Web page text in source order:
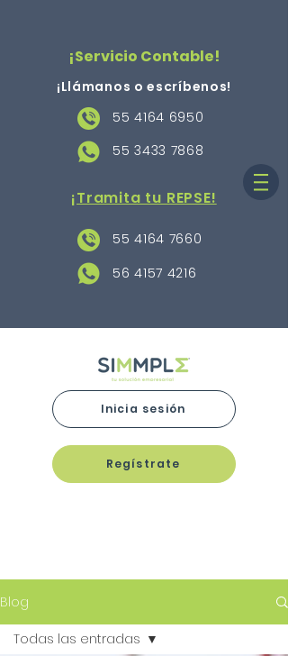
¡Servicio Contable!
¡Llámanos o escríbenos!
55 4164 6950
55 3433 7868
¡Tramita tu REPSE!
55 4164 7660
56 4157 4216
Inicia sesión
Regístrate
Blog
Todas las entradas